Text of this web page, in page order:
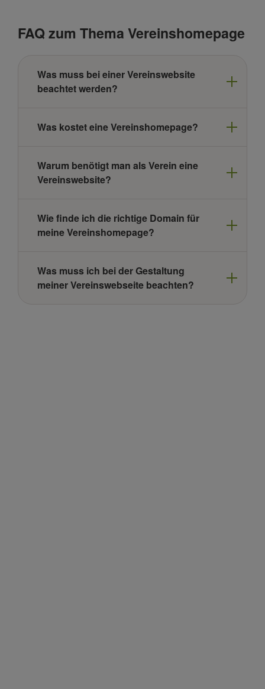
FAQ zum Thema Vereinshomepage
Was muss bei einer Vereinswebsite
beachtet werden?
Was kostet eine Vereinshomepage?
Warum benötigt man als Verein eine
Vereinswebsite?
Wie finde ich die richtige Domain für
meine Vereinshomepage?
Was muss ich bei der Gestaltung
meiner Vereinswebseite beachten?